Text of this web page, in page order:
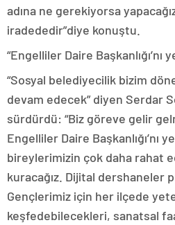
adına ne gerekiyorsa
iradededir”diye konuştu.
“Engelliler Daire Başkanlığı’nı
“Sosyal belediyecilik bizim
devam edecek” diyen Serdar
sürdürdü: “Biz göreve gelir
Engelliler Daire Başkanlığı’nı
bireylerimizin çok daha rahat
kuracağız. Dijital dershaneler
Gençlerimiz için her ilçede
keşfedebilecekleri, sanatsal